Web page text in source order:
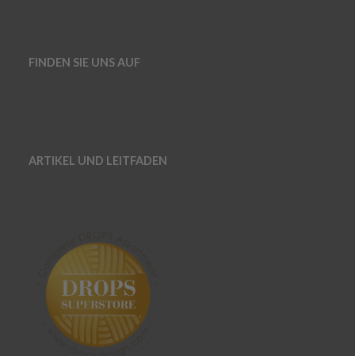
FINDEN SIE UNS AUF
ARTIKEL UND LEITFADEN